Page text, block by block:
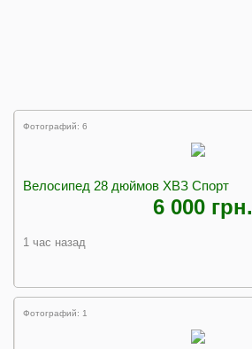
Фотографий: 6
Велосипед 28 дюймов ХВЗ Спорт
6 000 грн.
1 час назад
Фотографий: 1